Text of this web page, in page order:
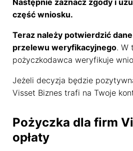
Następnie zaznacz zgody i
część wniosku.
Teraz należy potwierdzić
przelewu weryfikacyjnego. W
pożyczkodawca weryfikuje
Jeżeli decyzja będzie
Visset Biznes trafi na Twoje
Pożyczka dla firm
opłaty